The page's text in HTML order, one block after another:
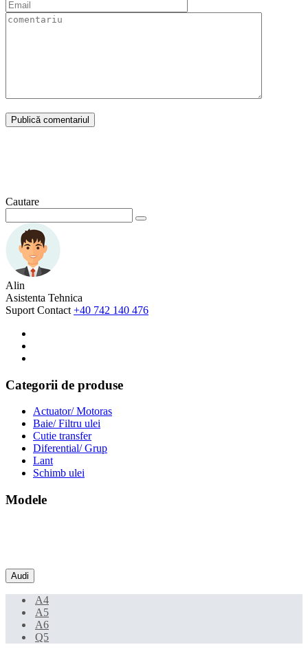
Cautare
Alin
Asistenta Tehnica
Suport Contact +40 742 140 476
Categorii de produse
Actuator/ Motoras
Baie/ Filtru ulei
Cutie transfer
Diferential/ Grup
Lant
Schimb ulei
Modele
Audi
A4
A5
A6
Q5